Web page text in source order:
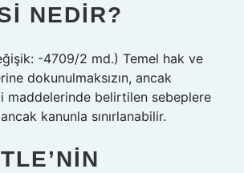
NEDIR?
-4709/2 md.) Temel hak ve
dokunulmaksızın, ancak
maddelerinde belirtilen sebeplere
kanunla sınırlanabilir.